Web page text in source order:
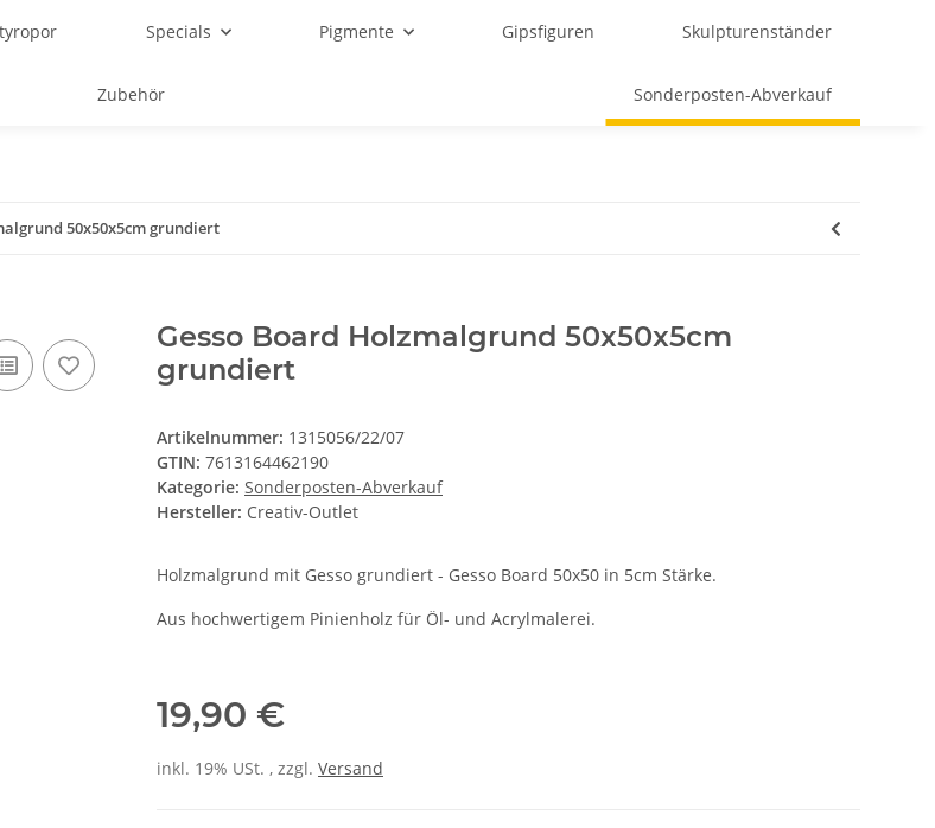
Specials Pigmente Gipsfiguren Skulpturenständer
Zubehör Sonderposten-Abverkauf
50x50x5cm grundiert
Gesso Board Holzmalgrund 50x50x5cm
grundiert
Artikelnummer: 1315056/22/07
GTIN: 7613164462190
Kategorie: Sonderposten-Abverkauf
Hersteller: Creativ-Outlet
Holzmalgrund mit Gesso grundiert - Gesso Board 50x50 in 5cm Stärke.
Aus hochwertigem Pinienholz für Öl- und Acrylmalerei.
19,90 €
inkl. 19% USt. , zzgl. Versand